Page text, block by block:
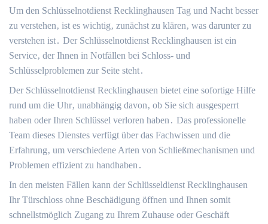
Um den Schlüsselnotdienst Recklinghausen Tag und Nacht besser
zu verstehen‚ ist es wichtig‚ zunächst zu klären‚ was darunter zu
verstehen ist․ Der Schlüsselnotdienst Recklinghausen ist ein
Service‚ der Ihnen in Notfällen bei Schloss- und
Schlüsselproblemen zur Seite steht․
Der Schlüsselnotdienst Recklinghausen bietet eine sofortige Hilfe
rund um die Uhr‚ unabhängig davon‚ ob Sie sich ausgesperrt
haben oder Ihren Schlüssel verloren haben․ Das professionelle
Team dieses Dienstes verfügt über das Fachwissen und die
Erfahrung‚ um verschiedene Arten von Schließmechanismen und
Problemen effizient zu handhaben․
In den meisten Fällen kann der Schlüsseldienst Recklinghausen
Ihr Türschloss ohne Beschädigung öffnen und Ihnen somit
schnellstmöglich Zugang zu Ihrem Zuhause oder Geschäft